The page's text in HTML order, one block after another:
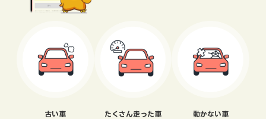
古い車 たくさん走った車 動かない車